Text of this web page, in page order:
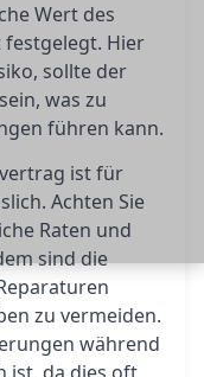
Wert des
festgelegt. Hier
sollte der
was zu
führen kann.
ist für
Achten Sie
Raten und
sind die
zu vermeiden.
während